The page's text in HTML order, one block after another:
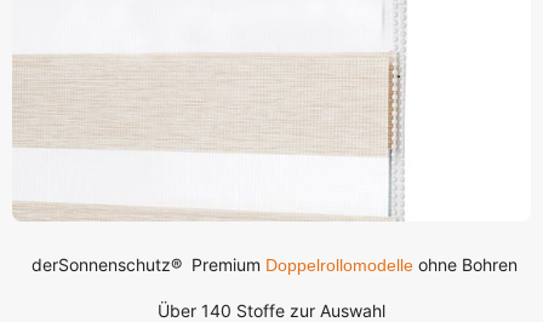
derSonnenschutz® Premium Doppelrollomodelleohne Bohren
Über 140 Stoffe zur Auswahl